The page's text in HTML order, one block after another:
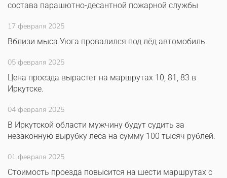
состава парашютно-десантной пожарной службы
17 февраля 2025
Вблизи мыса Уюга провалился под лёд автомобиль.
05 февраля 2025
Цена проезда вырастет на маршрутах 10, 81, 83 в
Иркутске.
04 февраля 2025
В Иркутской области мужчину будут судить за
незаконную вырубку леса на сумму 100 тысяч рублей.
01 февраля 2025
Стоимость проезда повысится на шести маршрутах с